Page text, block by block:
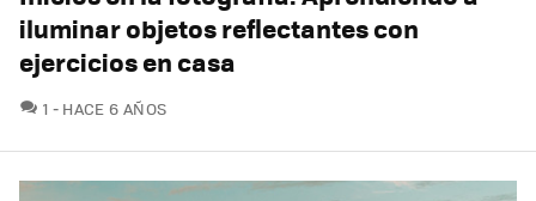
iluminar objetos reflectantes con
ejercicios en casa
1 COMENTARIOS
HACE 6 AÑOS